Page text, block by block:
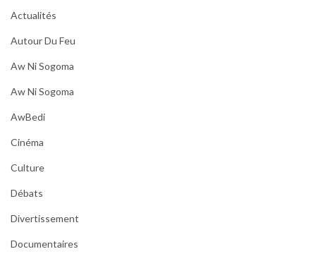
Actualités
Autour Du Feu
Aw Ni Sogoma
Aw Ni Sogoma
AwBedi
Cinéma
Culture
Débats
Divertissement
Documentaires